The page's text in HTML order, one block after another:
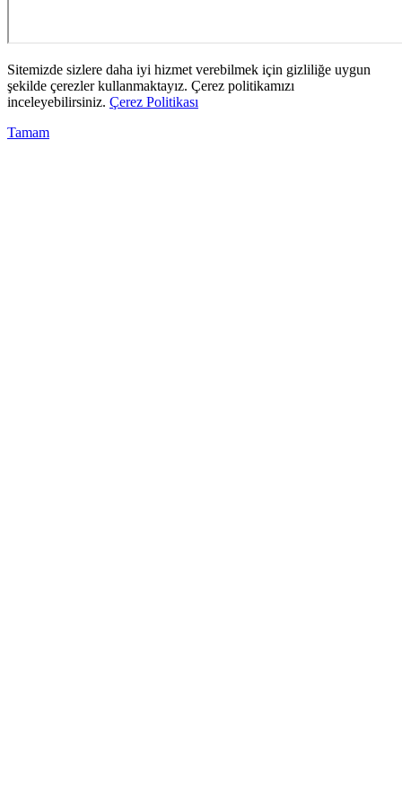
Sitemizde sizlere daha iyi hizmet verebilmek için gizliliğe uygun
şekilde çerezler kullanmaktayız. Çerez politikamızı
inceleyebilirsiniz. Çerez Politikası
Tamam